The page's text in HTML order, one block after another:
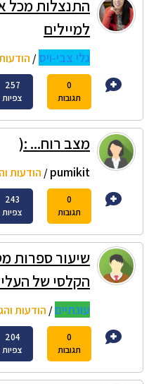
התנצלות מכל
למיילים
גלי צבי-ויס/
0
תגובות
257
צפיות
מצב רוח... :(
pumikit
/ הודעות
0
תגובות
243
צפיות
הקלסי של
עונתיים/ הודעות
0
תגובות
204
צפיות